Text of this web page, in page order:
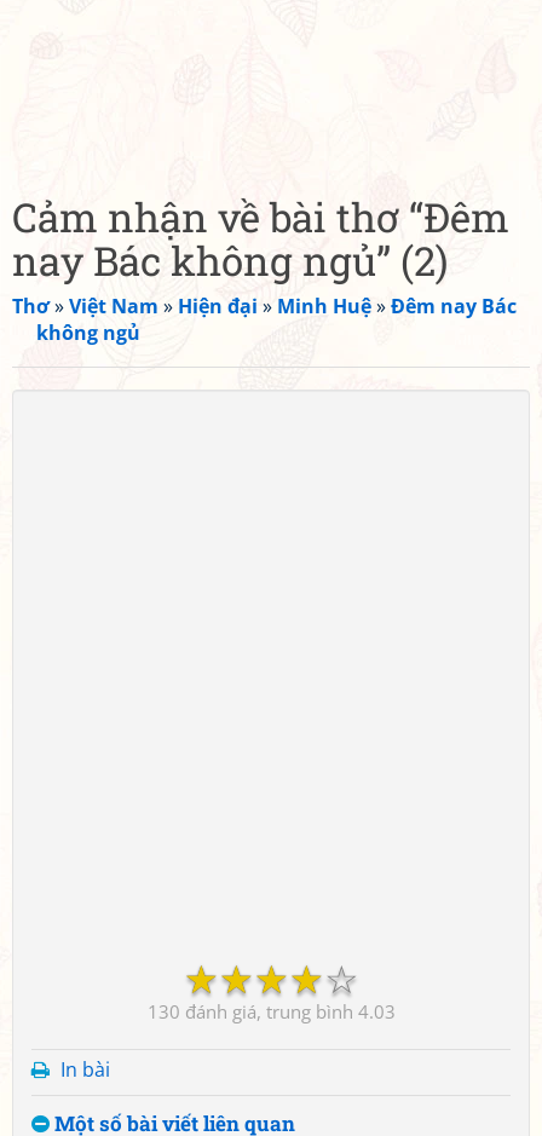
Cảm nhận về bài thơ “Đêm
nay Bác không ngủ” (2)
Thơ»Việt Nam » Hiện đại » Minh Huệ»Đêm nay Bác
không ngủ
☆
☆
☆
☆
☆
130 4.03
In bài
Một số bài viết liên quan